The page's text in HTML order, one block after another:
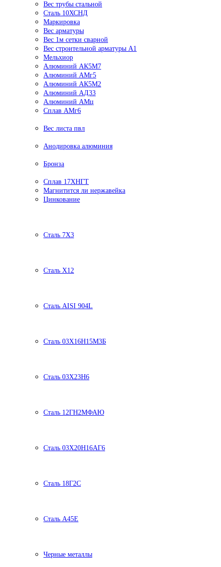
Вес трубы стальной
Сталь 10ХСНД
Маркировка
Вес арматуры
Вес 1м сетки сварной
Вес строительной арматуры А1
Мельхиор
Алюминий АК5М7
Алюминий АМг5
Алюминий АК5М2
Алюминий АД33
Алюминий АМц
Сплав АМг6
Вес листа пвл
Анодировка алюминия
Бронза
Сплав 17ХНГТ
Магнитится ли нержавейка
Цинкование
Сталь 7Х3
Сталь Х12
Сталь AISI 904L
Сталь 03Х16Н15М3Б
Сталь 03Х23Н6
Сталь 12ГН2МФАЮ
Сталь 03Х20Н16АГ6
Сталь 18Г2С
Сталь А45Е
Черные металлы